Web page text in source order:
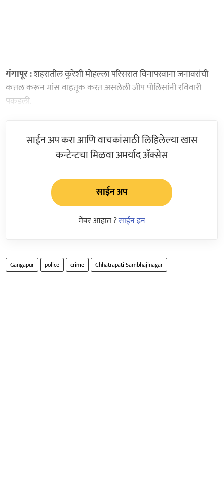
गंगापूर :शहरातील कुरेशी मोहल्ला परिसरात विनापरवाना जनावरांची
कत्तल करून मांस वाहतूक करत असलेली जीप पोलिसांनी रविवारी
पकडली.
साईन अप करा आणि वाचकांसाठी लिहिलेल्या खास
कन्टेन्टचा मिळवा अमर्याद ॲक्सेस
साईन अप
मेंबर आहात ?साईन इन
Gangapur police crime Chhatrapati Sambhajinagar